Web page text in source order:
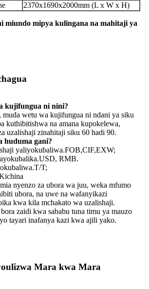
2370x1690x2000mm (L x W x H)
miundo mipya kulingana na mahitaji ya
kujifungua ni nini?
wetu wa kujifungua ni ndani ya siku
kuthibitishwa na amana kupokelewa,
uzalishaji zinahitaji siku 60 hadi 90.
huduma gani?
yaliyokubaliwa.FOB,CIF,EXW;
RMB.
T;
nyenzo za ubora wa juu, weka mfumo
ubora, na uwe na wafanyikazi
kwa kila mchakato wa uzalishaji.
zaidi kwa sababu tuna timu ya mauzo
tayari inafanya kazi kwa ajili yako.
Mara kwa Mara